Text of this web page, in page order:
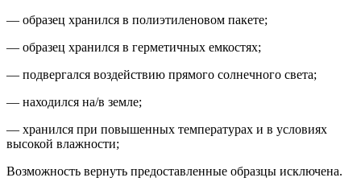
— образец хранился в полиэтиленовом пакете;
— образец хранился в герметичных емкостях;
— подвергался воздействию прямого солнечного света;
— находился на/в земле;
— хранился при повышенных температурах и в условиях
высокой влажности;
Возможность вернуть предоставленные образцы исключена.